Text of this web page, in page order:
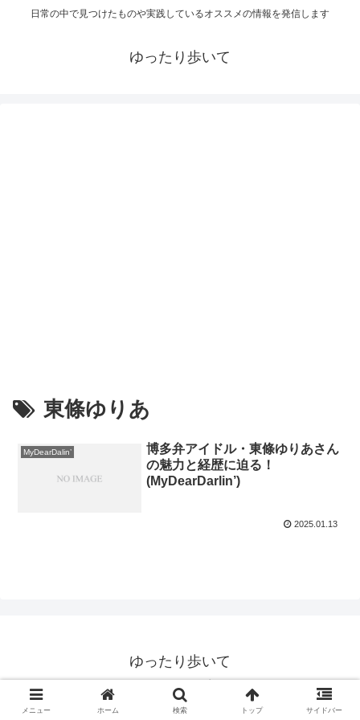
日常の中で見つけたものや実践しているオススメの情報を発信します
ゆったり歩いて
東條ゆりあ
MyDearDalin’
博多弁アイドル・東條ゆりあさん
の魅力と経歴に迫る！
(MyDearDarlin’)
2025.01.13
ゆったり歩いて
メニュー ホーム 検索 トップ サイドバー